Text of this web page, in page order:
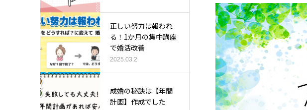
正しい努力は報われ
る！1か月の集中講座
で婚活改善
2025.03.2
成婚の秘訣は【年間
計画】作成でした